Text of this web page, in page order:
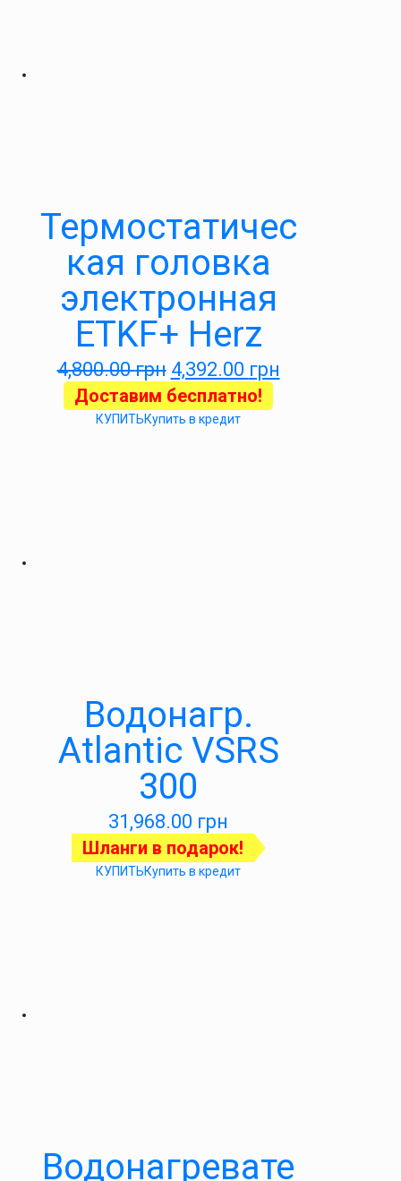
Термостатичес
кая головка
электронная
ETKF+ Herz
4,800.00грн 4,392.00 грн
Доставим бесплатно!
КУПИТЬКупить в кредит
Водонагр.
Atlantic VSRS
300
31,968.00 грн
Шланги в подарок!
КУПИТЬКупить в кредит
Водонагревате